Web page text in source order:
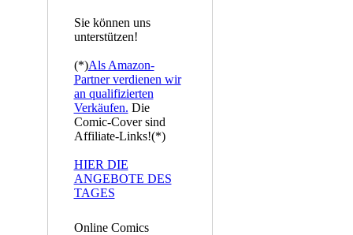
Sie können uns
unterstützen!
(*)Als Amazon-
Partner verdienen wir
an qualifizierten
Verkäufen. Die
Comic-Cover sind
Affiliate-Links!(*)
HIER DIE
ANGEBOTE DES
TAGES
Online Comics